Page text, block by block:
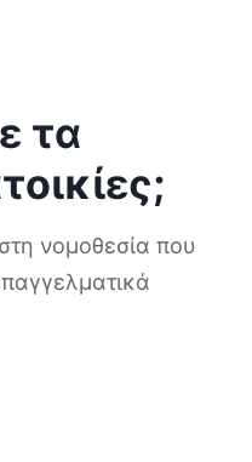
τα
νομοθεσία που